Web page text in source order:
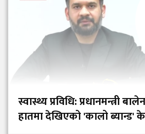
स्वास्थ्य प्रविधि: प्रधानमन्त्री
हातमा देखिएको 'कालो ब्यान्ड'